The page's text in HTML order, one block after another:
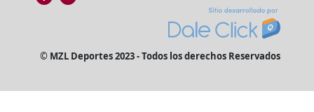
© MZL Deportes 2023 - Todos los derechos Reservados